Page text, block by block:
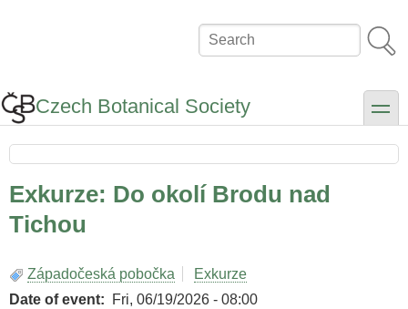
Search
Czech Botanical Society toggle
Exkurze: Do okolí Brodu nad
Tichou
Západočeská pobočka
Exkurze
Date of event
Fri, 06/19/2026 - 08:00